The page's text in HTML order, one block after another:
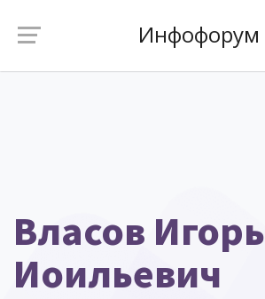
Инфофорум
Власов Игорь
Иоильевич